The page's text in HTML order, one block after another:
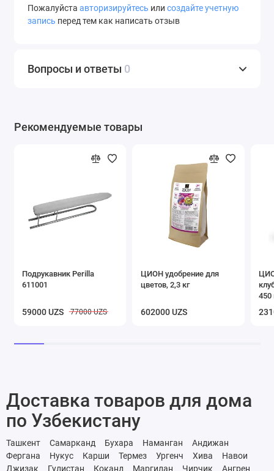
Пожалуйста авторизируйтесь или создайте учетную
запись перед тем как написать отзыв
Вопросы и ответы 0
Рекомендуемые товары
Подрукавник Perilla
611001
59000 UZS 77000 UZS
ЦИОН удобрение для
цветов, 2,3 кг
602000 UZS
450
Доставка товаров для дома
по Узбекистану
Ташкент Самарканд Бухара Наманган
Андижан
Фергана
Нукус Карши Термез Ургенч Хива
Навои
Джизак
Гулистан Коканд Маргилан Чирчик Ангрен